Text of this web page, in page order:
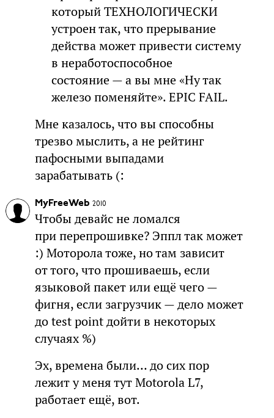
который ТЕХНОЛОГИЧЕСКИ
устроен так, что прерывание
действа может привести систему
в неработоспособное
состояние — а вы мне «Ну так
железо поменяйте». EPIC FAIL.
Мне казалось, что вы способны
трезво мыслить, а не рейтинг
пафосными выпадами
зарабатывать (:
MyFreeWeb 2010
Чтобы девайс не ломался
при перепрошивке? Эппл так может
:) Моторола тоже, но там зависит
от того, что прошиваешь, если
языковой пакет или ещё чего —
фигня, если загрузчик — дело может
до test point дойти в некоторых
случаях %)
Эх, времена были… до сих пор
лежит у меня тут Motorola L7,
работает ещё, вот.